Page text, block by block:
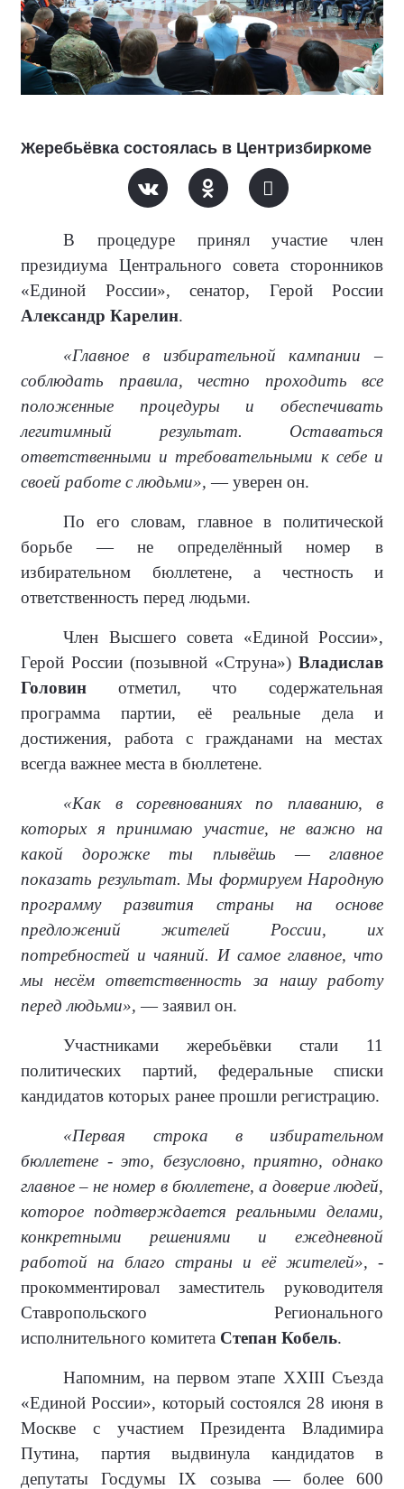
Жеребьёвка состоялась в Центризбиркоме
В процедуре принял участие член
президиума Центрального совета сторонников
«Единой России», сенатор, Герой России
Александр Карелин.
«Главное в избирательной кампании –
соблюдать правила, честно проходить все
положенные процедуры и обеспечивать
легитимный результат. Оставаться
ответственными и требовательными к себе и
своей работе с людьми», — уверен он.
По его словам, главное в политической
борьбе — не определённый номер в
избирательном бюллетене, а честность и
ответственность перед людьми.
Член Высшего совета «Единой России»,
Герой России (позывной «Струна») Владислав
Головин отметил, что содержательная
программа партии, её реальные дела и
достижения, работа с гражданами на местах
всегда важнее места в бюллетене.
«Как в соревнованиях по плаванию, в
которых я принимаю участие, не важно на
какой дорожке ты плывёшь — главное
показать результат. Мы формируем Народную
программу развития страны на основе
предложений жителей России, их
потребностей и чаяний. И самое главное, что
мы несём ответственность за нашу работу
перед людьми», — заявил он.
Участниками жеребьёвки стали 11
политических партий, федеральные списки
кандидатов которых ранее прошли регистрацию.
«Первая строка в избирательном
бюллетене - это, безусловно, приятно, однако
главное – не номер в бюллетене, а доверие людей,
которое подтверждается реальными делами,
конкретными решениями и ежедневной
работой на благо страны и её жителей», -
прокомментировал заместитель руководителя
Ставропольского Регионального
исполнительного комитета Степан Кобель.
Напомним, на первом этапе XXIII Съезда
«Единой России», который состоялся 28 июня в
Москве с участием Президента Владимира
Путина, партия выдвинула кандидатов в
депутаты Госдумы IX созыва — более 600